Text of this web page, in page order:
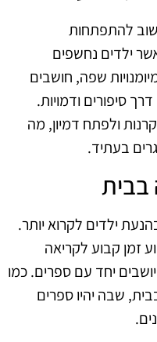
להתפתחות
ילדים נחשפים
שפה, חושבים
סיפורים ודמויות.
ולפתח דמיון, מה
בעתיד.
בבית
ילדים לקרוא יותר.
זמן קבוע לקריאה
יחד עם ספרים. כמו
שבה יהיו ספרים